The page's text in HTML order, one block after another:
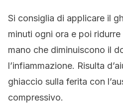
Si consiglia di applicare il
minuti ogni ora e poi
mano che diminuiscono il
l’infiammazione. Risulta
ghiaccio sulla ferita con
compressivo.